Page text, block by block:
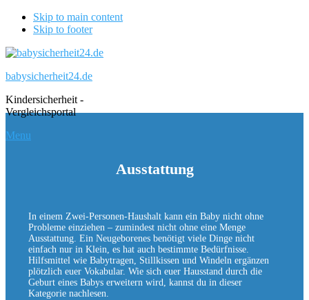
Skip to main content
Skip to footer
babysicherheit24.de
Kindersicherheit -
Vergleichsportal
Menu
Ausstattung
In einem Zwei-Personen-Haushalt kann ein Baby nicht ohne
Probleme einziehen – zumindest nicht ohne eine Menge
Ausstattung. Ein Neugeborenes benötigt viele Dinge nicht
einfach nur in Klein, es hat auch bestimmte Bedürfnisse.
Hilfsmittel wie Babytragen, Stillkissen und Windeln ergänzen
plötzlich euer Vokabular. Wie sich euer Hausstand durch die
Geburt eines Babys erweitern wird, kannst du in dieser
Kategorie nachlesen.